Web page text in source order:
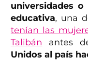
universidades
educativa, una
tenían las
Talibán antes
Unidos al país